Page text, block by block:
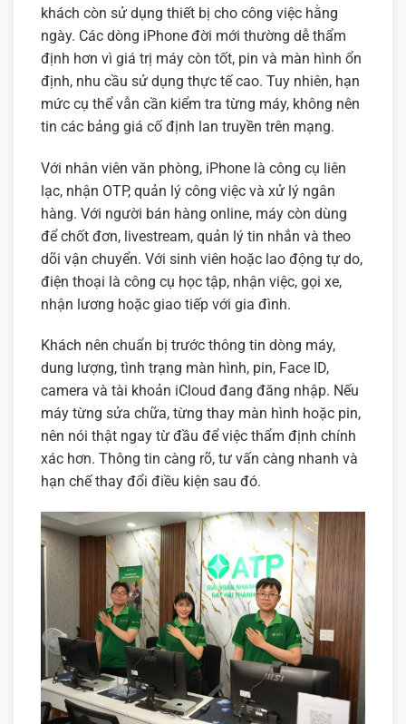
khách còn sử dụng thiết bị cho công việc hằng
ngày. Các dòng iPhone đời mới thường dễ thẩm
định hơn vì giá trị máy còn tốt, pin và màn hình ổn
định, nhu cầu sử dụng thực tế cao. Tuy nhiên, hạn
mức cụ thể vẫn cần kiểm tra từng máy, không nên
tin các bảng giá cố định lan truyền trên mạng.
Với nhân viên văn phòng, iPhone là công cụ liên
lạc, nhận OTP, quản lý công việc và xử lý ngân
hàng. Với người bán hàng online, máy còn dùng
để chốt đơn, livestream, quản lý tin nhắn và theo
dõi vận chuyển. Với sinh viên hoặc lao động tự do,
điện thoại là công cụ học tập, nhận việc, gọi xe,
nhận lương hoặc giao tiếp với gia đình.
Khách nên chuẩn bị trước thông tin dòng máy,
dung lượng, tình trạng màn hình, pin, Face ID,
camera và tài khoản iCloud đang đăng nhập. Nếu
máy từng sửa chữa, từng thay màn hình hoặc pin,
nên nói thật ngay từ đầu để việc thẩm định chính
xác hơn. Thông tin càng rõ, tư vấn càng nhanh và
hạn chế thay đổi điều kiện sau đó.